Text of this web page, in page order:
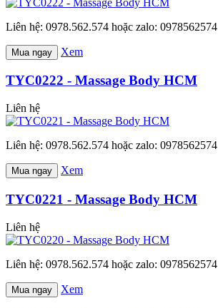
Liên hệ: 0978.562.574 hoặc zalo: 0978562574
Mua ngay Xem
TYC0222 - Massage Body HCM
Liên hệ
Liên hệ: 0978.562.574 hoặc zalo: 0978562574
Mua ngay Xem
TYC0221 - Massage Body HCM
Liên hệ
Liên hệ: 0978.562.574 hoặc zalo: 0978562574
Mua ngay Xem